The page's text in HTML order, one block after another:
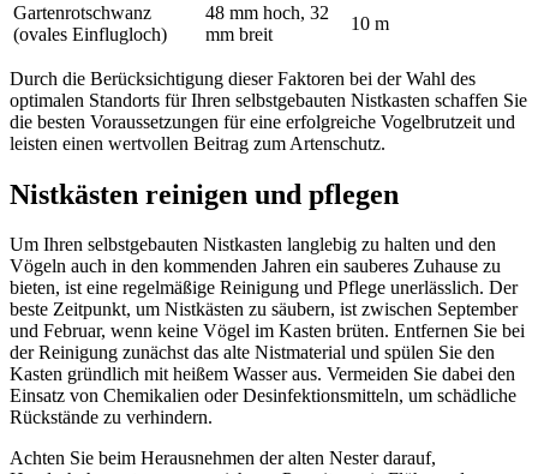
Gartenrotschwanz
(ovales Einflugloch)
48 mm hoch, 32
mm breit
10 m
Durch die Berücksichtigung dieser Faktoren bei der Wahl des
optimalen Standorts für Ihren selbstgebauten Nistkasten schaffen Sie
die besten Voraussetzungen für eine erfolgreiche Vogelbrutzeit und
leisten einen wertvollen Beitrag zum Artenschutz.
Nistkästen reinigen und pflegen
Um Ihren selbstgebauten Nistkasten langlebig zu halten und den
Vögeln auch in den kommenden Jahren ein sauberes Zuhause zu
bieten, ist eine regelmäßige Reinigung und Pflege unerlässlich. Der
beste Zeitpunkt, um Nistkästen zu säubern, ist zwischen September
und Februar, wenn keine Vögel im Kasten brüten. Entfernen Sie bei
der Reinigung zunächst das alte Nistmaterial und spülen Sie den
Kasten gründlich mit heißem Wasser aus. Vermeiden Sie dabei den
Einsatz von Chemikalien oder Desinfektionsmitteln, um schädliche
Rückstände zu verhindern.
Achten Sie beim Herausnehmen der alten Nester darauf,